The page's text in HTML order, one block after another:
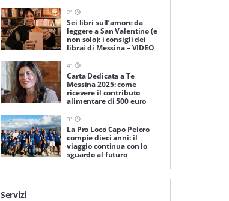
2'
Sei libri sull’amore da
leggere a San Valentino (e
non solo): i consigli dei
librai di Messina – VIDEO
4'
Carta Dedicata a Te
Messina 2025: come
ricevere il contributo
alimentare di 500 euro
3'
La Pro Loco Capo Peloro
compie dieci anni: il
viaggio continua con lo
sguardo al futuro
Servizi